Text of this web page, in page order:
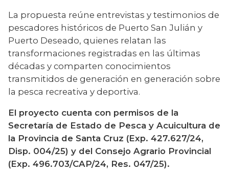
La propuesta reúne entrevistas y testimonios de
pescadores históricos de Puerto San Julián y
Puerto Deseado, quienes relatan las
transformaciones registradas en las últimas
décadas y comparten conocimientos
transmitidos de generación en generación sobre
la pesca recreativa y deportiva.
El proyecto cuenta con permisos de la
Secretaría de Estado de Pesca y Acuicultura de
la Provincia de Santa Cruz (Exp. 427.627/24,
Disp. 004/25) y del Consejo Agrario Provincial
(Exp. 496.703/CAP/24, Res. 047/25).